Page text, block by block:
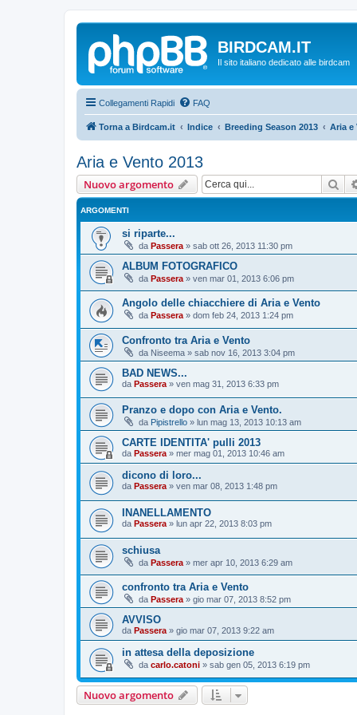
BIRDCAM.IT
Il sito italiano dedicato alle birdcam
Collegamenti Rapidi FAQ
Torna a Birdcam.it Indice Breeding Season 2013 Aria e
Aria e Vento 2013
Nuovo argomento
ARGOMENTI
si riparte...
da Passera » sab ott 26, 2013 11:30 pm
ALBUM FOTOGRAFICO
da Passera » ven mar 01, 2013 6:06 pm
Angolo delle chiacchiere di Aria e Vento
da Passera » dom feb 24, 2013 1:24 pm
Confronto tra Aria e Vento
da Niseema » sab nov 16, 2013 3:04 pm
BAD NEWS...
da Passera » ven mag 31, 2013 6:33 pm
Pranzo e dopo con Aria e Vento.
da Pipistrello » lun mag 13, 2013 10:13 am
CARTE IDENTITA' pulli 2013
da Passera» mer mag 01, 2013 10:46 am
dicono di loro...
da Passera» ven mar 08, 2013 1:48 pm
INANELLAMENTO
da Passera » lun apr 22, 2013 8:03 pm
schiusa
da Passera » mer apr 10, 2013 6:29 am
confronto tra Aria e Vento
da Passera » gio mar 07, 2013 8:52 pm
AVVISO
da Passera » gio mar 07, 2013 9:22 am
in attesa della deposizione
da carlo.catoni » sab gen 05, 2013 6:19 pm
Nuovo argomento